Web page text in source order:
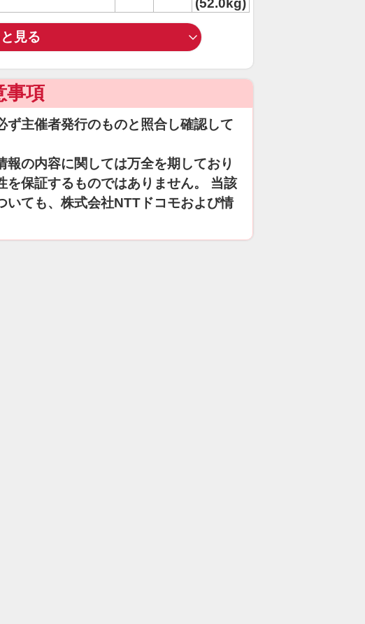
(52.0kg)
見る
事項
主催者発行のものと照合し確認して
の内容に関しては万全を期しており
を保証するものではありません。 当該
いても、株式会社NTTドコモおよび情